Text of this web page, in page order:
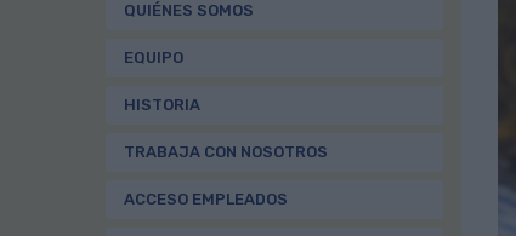
QUIÉNES SOMOS
EQUIPO
HISTORIA
TRABAJA CON NOSOTROS
ACCESO EMPLEADOS